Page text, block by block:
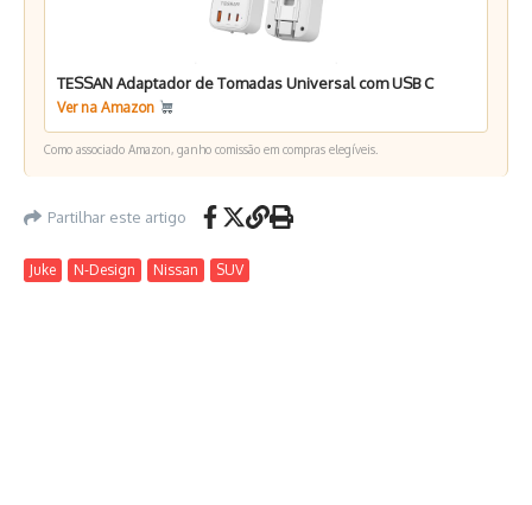
TESSAN Adaptador de Tomadas Universal com USB C
Ver na Amazon
Como associado Amazon, ganho comissão em compras elegíveis.
Partilhar este artigo
Juke N-Design Nissan SUV